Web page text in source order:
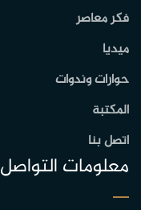
فكر معاصر
ميديا
حوارات وندوات
المكتبة
اتصل بنا
معلومات التواصل